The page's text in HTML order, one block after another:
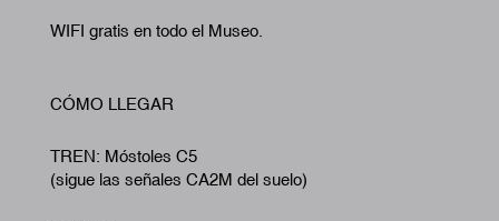
WIFI gratis en todo el Museo.
CÓMO LLEGAR
TREN: Móstoles C5
(sigue las señales CA2M del suelo)